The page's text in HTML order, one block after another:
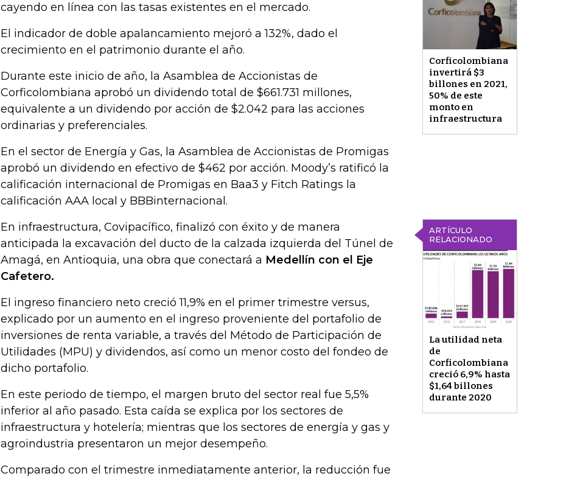
Corficolombiana
invertirá $3
billones en 2021,
50% de este
monto en
infraestructura
cayendo en línea con las tasas existentes en el mercado.
El indicador de doble apalancamiento mejoró a 132%, dado el
crecimiento en el patrimonio durante el año.
Durante este inicio de año, la Asamblea de Accionistas de
Corficolombiana aprobó un dividendo total de $661.731 millones,
equivalente a un dividendo por acción de $2.042 para las acciones
ordinarias y preferenciales.
En el sector de Energía y Gas, la Asamblea de Accionistas de Promigas
aprobó un dividendo en efectivo de $462 por acción. Moody’s ratificó la
calificación internacional de Promigas en Baa3 y Fitch Ratings la
calificación AAA local y BBBinternacional.
ARTÍCULO
RELACIONADO
La utilidad neta
de
Corficolombiana
creció 6,9% hasta
$1,64 billones
durante 2020
En infraestructura, Covipacífico, finalizó con éxito y de manera
anticipada la excavación del ducto de la calzada izquierda del Túnel de
Amagá, en Antioquia, una obra que conectará a Medellín con el Eje
Cafetero.
El ingreso financiero neto creció 11,9% en el primer trimestre versus,
explicado por un aumento en el ingreso proveniente del portafolio de
inversiones de renta variable, a través del Método de Participación de
Utilidades (MPU) y dividendos, así como un menor costo del fondeo de
dicho portafolio.
En este periodo de tiempo, el margen bruto del sector real fue 5,5%
inferior al año pasado. Esta caída se explica por los sectores de
infraestructura y hotelería; mientras que los sectores de energía y gas y
agroindustria presentaron un mejor desempeño.
Comparado con el trimestre inmediatamente anterior, la reducción fue